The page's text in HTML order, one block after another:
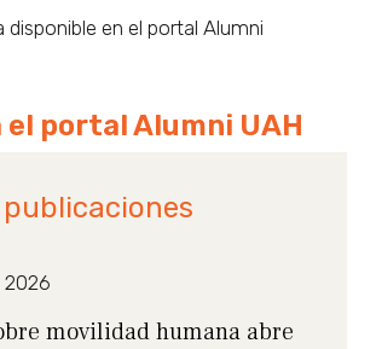
disponible en el portal Alumni
el portal Alumni UAH
movilidad humana abre